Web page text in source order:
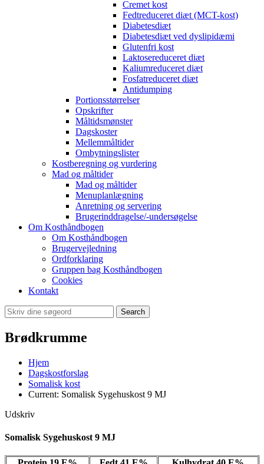
Cremet kost
Fedtreduceret diæt (MCT-kost)
Diabetesdiæt
Diabetesdiæt ved dyslipidæmi
Glutenfri kost
Laktosereduceret diæt
Kaliumreduceret diæt
Fosfatreduceret diæt
Antidumping
Portionsstørrelser
Opskrifter
Måltidsmønster
Dagskoster
Mellemmåltider
Ombytningslister
Kostberegning og vurdering
Mad og måltider
Mad og måltider
Menuplanlægning
Anretning og servering
Brugerinddragelse/-undersøgelse
Om Kosthåndbogen
Om Kosthåndbogen
Brugervejledning
Ordforklaring
Gruppen bag Kosthåndbogen
Cookies
Kontakt
Search
Brødkrumme
Hjem
Dagskostforslag
Somalisk kost
Current: Somalisk Sygehuskost 9 MJ
Udskriv
Somalisk Sygehuskost 9 MJ